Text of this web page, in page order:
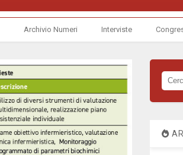
Archivio Numeri Interviste